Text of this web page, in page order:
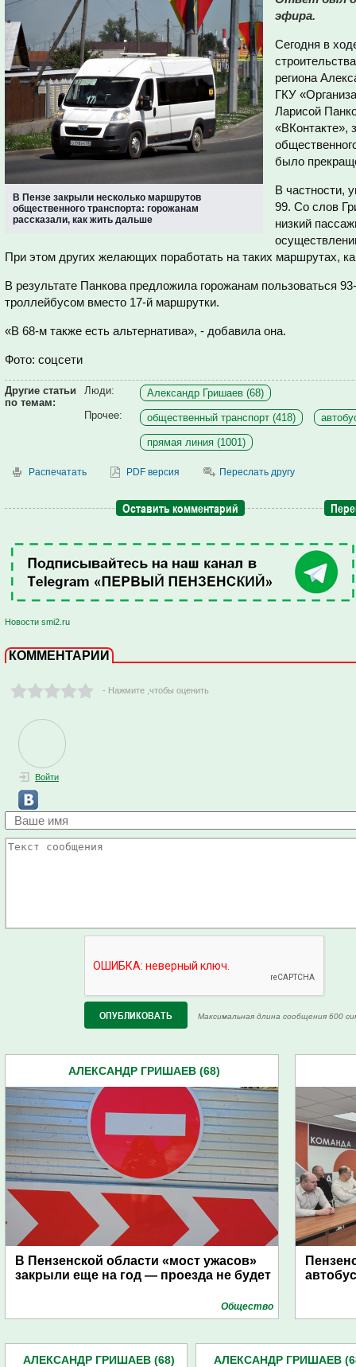
В Пензе закрыли несколько маршрутов
общественного транспорта: горожанам
рассказали, как жить дальше
эфира.
Сегодня в
региона
ГКУ
Ларисой
«ВКонтакте»,
было
В частности,
99. Со слов
низкий
При этом других желающих поработать на таких маршрутах,
В результате Панкова предложила горожанам пользоваться
троллейбусом вместо 17-й маршрутки.
«В 68-м также есть альтернатива», - добавила она.
Фото: соцсети
Другие статьи
по темам:
Люди:
Александр Гришаев (68)
Прочее:
общественный транспорт (418)
прямая линия (1001)
Распечатать PDF версия Переслать другу
Оставить комментарий
Новости smi2.ru
КОММЕНТАРИИ
- Нажмите ,чтобы оценить
Войти
Максимальная длина сообщения 600
АЛЕКСАНДР ГРИШАЕВ (68)
В Пензенской области «мост ужасов»
закрыли еще на год — проезда не будет
Общество
АЛЕКСАНДР ГРИШАЕВ (68) АЛЕКСАНДР ГРИШАЕВ